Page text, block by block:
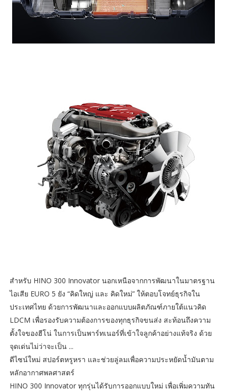
สำหรับ HINO 300 Innovator นอกเหนือจากการพัฒนาในมาตรฐาน
ไอเสีย EURO 5 ยัง “คิดใหญ่ และ คิดใหม่” ให้ตอบโจทย์ธุรกิจใน
ประเทศไทย ด้วยการพัฒนาและออกแบบผลิตภัณฑ์ภายใต้แนวคิด
LDCM เพื่อรองรับความต้องการของทุกธุรกิจขนส่ง สะท้อนถึงความ
ตั้งใจของฮีโน่ ในการเป็นพาร์ทเนอร์ที่เข้าใจลูกค้าอย่างแท้จริง ด้วย
จุดเด่นไม่ว่าจะเป็น ...
ดีไซน์ใหม่ สปอร์ตหรูหรา และช่วยลู่ลมเพื่อความประหยัดน้ำมันตาม
หลักอากาศพลศาสตร์
HINO 300 Innovator ทุกรุ่นได้รับการออกแบบใหม่ เพื่อเพิ่มความทัน